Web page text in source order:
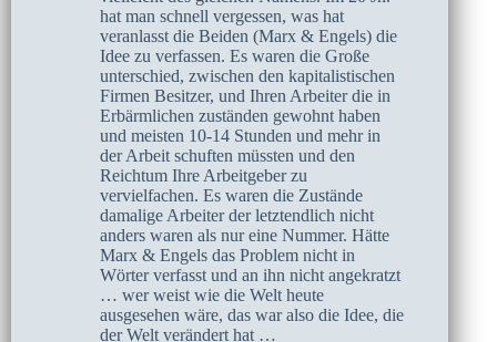
hat man schnell vergessen, was hat
veranlasst die Beiden (Marx & Engels) die
Idee zu verfassen. Es waren die Große
unterschied, zwischen den kapitalistischen
Firmen Besitzer, und Ihren Arbeiter die in
Erbärmlichen zuständen gewohnt haben
und meisten 10-14 Stunden und mehr in
der Arbeit schuften müssten und den
Reichtum Ihre Arbeitgeber zu
vervielfachen. Es waren die Zustände
damalige Arbeiter der letztendlich nicht
anders waren als nur eine Nummer. Hätte
Marx & Engels das Problem nicht in
Wörter verfasst und an ihn nicht angekratzt
… wer weist wie die Welt heute
ausgesehen wäre, das war also die Idee, die
der Welt verändert hat …